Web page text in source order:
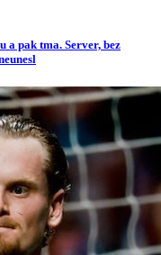
a pak tma. Server, bez